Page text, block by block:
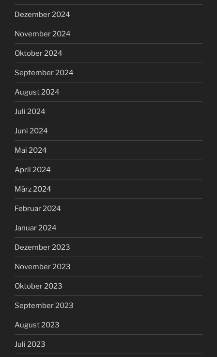
Dezember 2024
November 2024
Oktober 2024
September 2024
August 2024
Juli 2024
Juni 2024
Mai 2024
April 2024
März 2024
Februar 2024
Januar 2024
Dezember 2023
November 2023
Oktober 2023
September 2023
August 2023
Juli 2023